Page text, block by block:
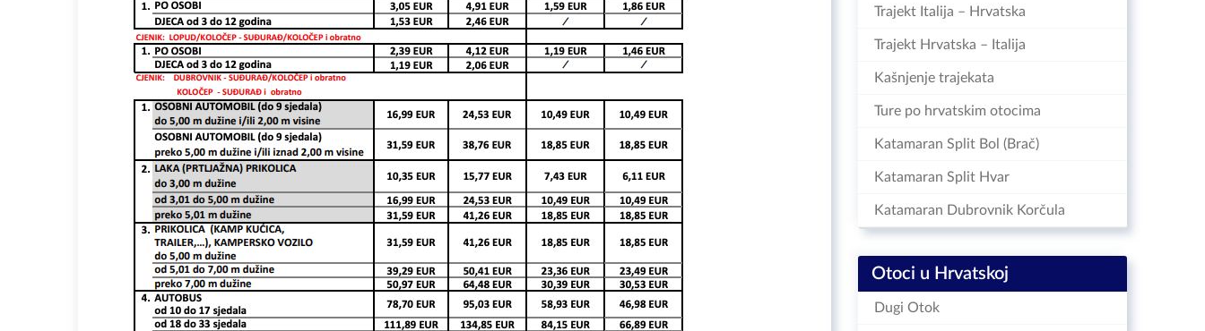
Trajekt Italija – Hrvatska
Trajekt Hrvatska – Italija
Kašnjenje trajekata
Ture po hrvatskim otocima
Katamaran Split Bol (Brač)
Katamaran Split Hvar
Katamaran Dubrovnik Korčula
Otoci u Hrvatskoj
Dugi Otok